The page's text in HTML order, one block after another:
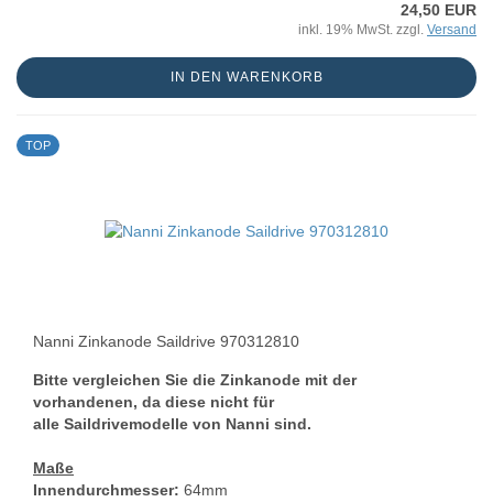
24,50 EUR
inkl. 19% MwSt. zzgl. Versand
IN DEN WARENKORB
TOP
Nanni Zinkanode Saildrive 970312810
Bitte vergleichen Sie die Zinkanode mit der
vorhandenen, da diese nicht für
alle Saildrivemodelle von Nanni sind.
Maße
Innendurchmesser: 64mm